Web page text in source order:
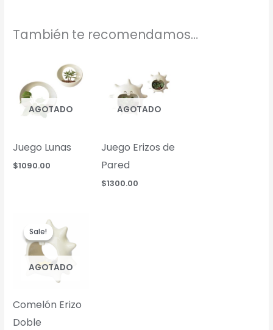
También te recomendamos…
AGOTADO
Juego Lunas
$1090.00
AGOTADO
Juego Erizos de
Pared
$1300.00
Sale!
AGOTADO
Sale!
Comelón Erizo
Doble